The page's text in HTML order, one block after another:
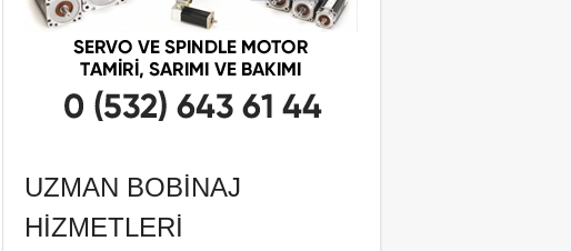
UZMAN BOBINAJ
HIZMETLERI